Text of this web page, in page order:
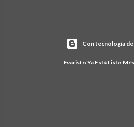
Con tecnología
Evaristo Ya Está Listo